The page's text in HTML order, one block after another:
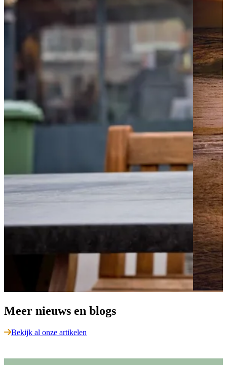
Meer nieuws en blogs
Bekijk al onze artikelen